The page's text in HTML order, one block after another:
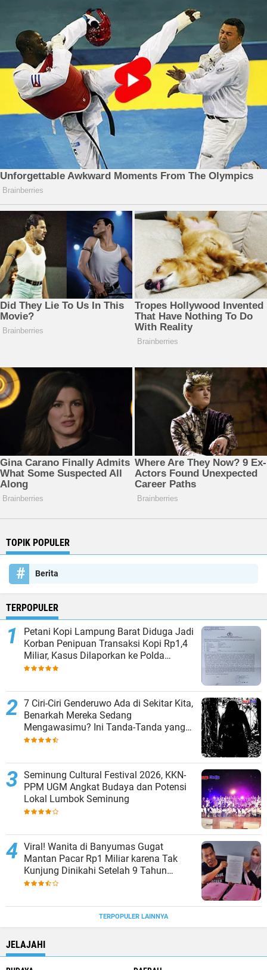
TOPIK POPULER
Berita
TERPOPULER
Petani Kopi Lampung Barat Diduga Jadi
Korban Penipuan Transaksi Kopi Rp1,4
Miliar, Kasus Dilaporkan ke Polda
Lampung
7 Ciri-Ciri Genderuwo Ada di Sekitar Kita,
Benarkah Mereka Sedang
Mengawasimu? Ini Tanda-Tanda yang
Sering Diabaikan
Seminung Cultural Festival 2026, KKN-
PPM UGM Angkat Budaya dan Potensi
Lokal Lumbok Seminung
Viral! Wanita di Banyumas Gugat
Mantan Pacar Rp1 Miliar karena Tak
Kunjung Dinikahi Setelah 9 Tahun
Berpacaran
TERPOPULER LAINNYA
JELAJAHI